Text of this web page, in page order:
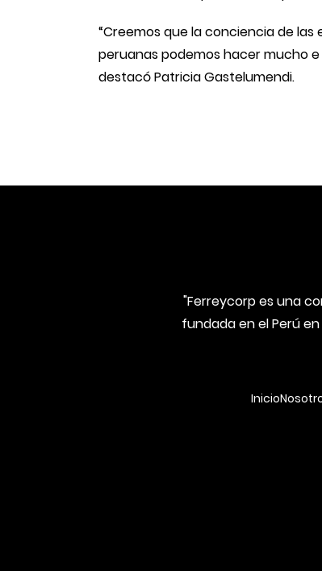
“Creemos que la conciencia de
peruanas podemos hacer mucho
destacó Patricia Gastelumendi.
"Ferreycorp es una
fundada en el Perú
Inicio